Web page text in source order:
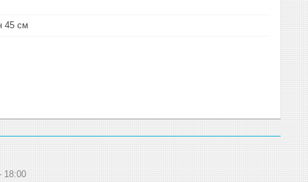
45 см
18:00